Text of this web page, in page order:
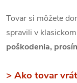
Tovar si môžete
spravili v
poškodenia,
> Ako tovar